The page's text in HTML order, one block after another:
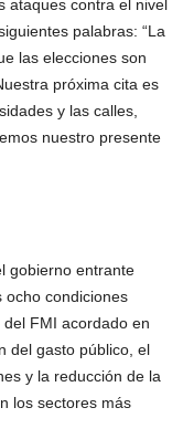
ataques contra el nivel
palabras: “La
las elecciones son
próxima cita es
y las calles,
nuestro presente
gobierno entrante
ocho condiciones
FMI acordado en
del gasto público, el
y la reducción de la
los sectores más